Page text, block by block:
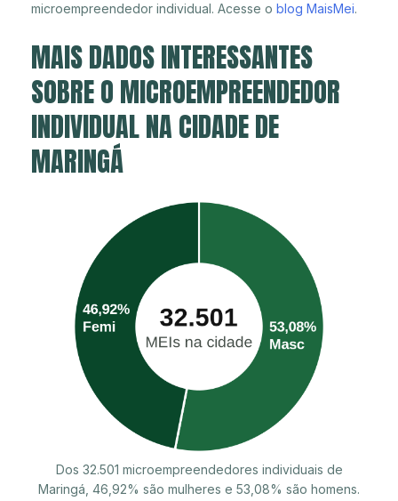
microempreendedor individual. Acesse o blog MaisMei.
MAIS DADOS INTERESSANTES
SOBRE O MICROEMPREENDEDOR
INDIVIDUAL NA CIDADE DE
MARINGÁ
Dos 32.501 microempreendedores individuais de
Maringá, 46,92% são mulheres e 53,08% são homens.